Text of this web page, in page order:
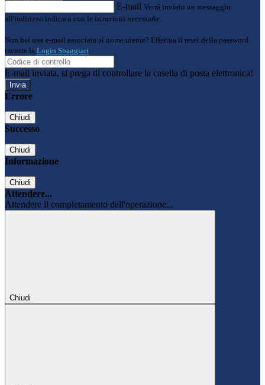
E-mail Verrà inviato un messaggio
all'indirizzo indicato con le istruzioni necessarie.
Non hai una e-mail associata al nome utente? Effettua il reset della password
tramite la Login Spaggiari
E-mail inviata, si prega di controllare la casella di posta elettronica!
Errore
Chiudi
Successo
Chiudi
Informazione
Chiudi
Attendere...
Attendere il completamento dell'operazione...
Chiudi